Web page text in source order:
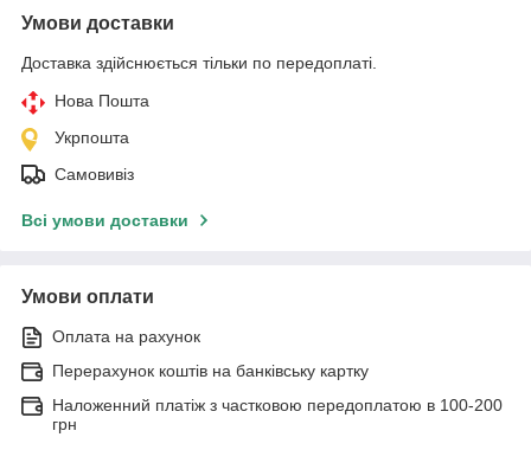
Умови доставки
Доставка здійснюється тільки по передоплаті.
Нова Пошта
Укрпошта
Самовивіз
Всі умови доставки
Умови оплати
Оплата на рахунок
Перерахунок коштів на банківську картку
Наложенний платіж з частковою передоплатою в 100-200
грн